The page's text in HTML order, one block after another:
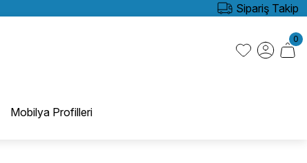
Sipariş Takip
0
Mobilya Profilleri